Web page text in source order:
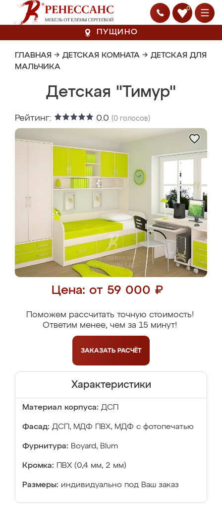
0
ПУЩИНО
ГЛАВНАЯ → ДЕТСКАЯ КОМНАТА → ДЕТСКАЯ ДЛЯ
МАЛЬЧИКА
Детская "Тимур"
Рейтинг: 0.0 (0 голосов)
Цена: от 59 000 ₽
Поможем рассчитать точную стоимость!
Ответим менее, чем за 15 минут!
ЗАКАЗАТЬ РАСЧЁТ
Характеристики
Материал корпуса: ДСП
Фасад: ДСП, МДФ ПВХ, МДФ с фотопечатью
Фурнитура: Boyard, Blum
Кромка: ПВХ (0,4 мм, 2 мм)
Размеры: индивидуально под Ваш заказ